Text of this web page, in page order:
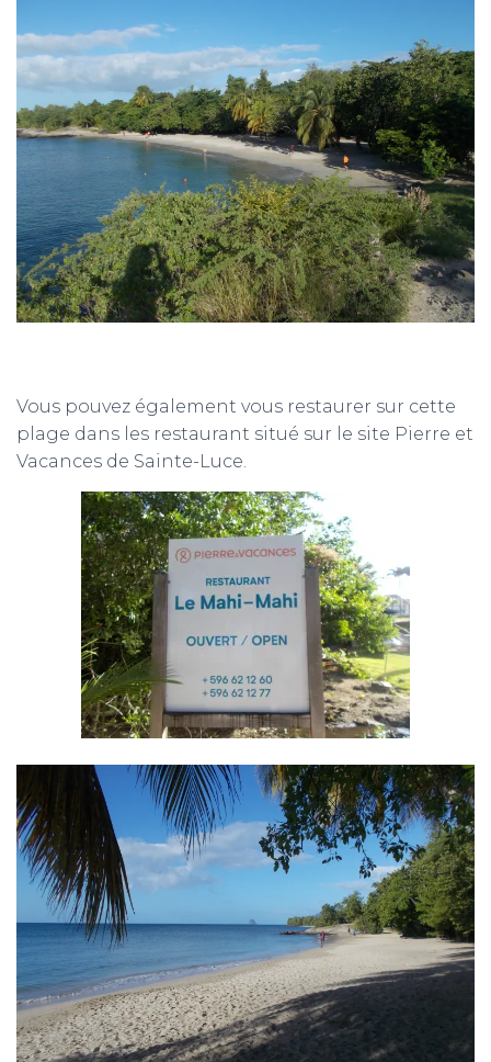
Vous pouvez également vous restaurer sur cette
plage dans les restaurant situé sur le site Pierre et
Vacances de Sainte-Luce.